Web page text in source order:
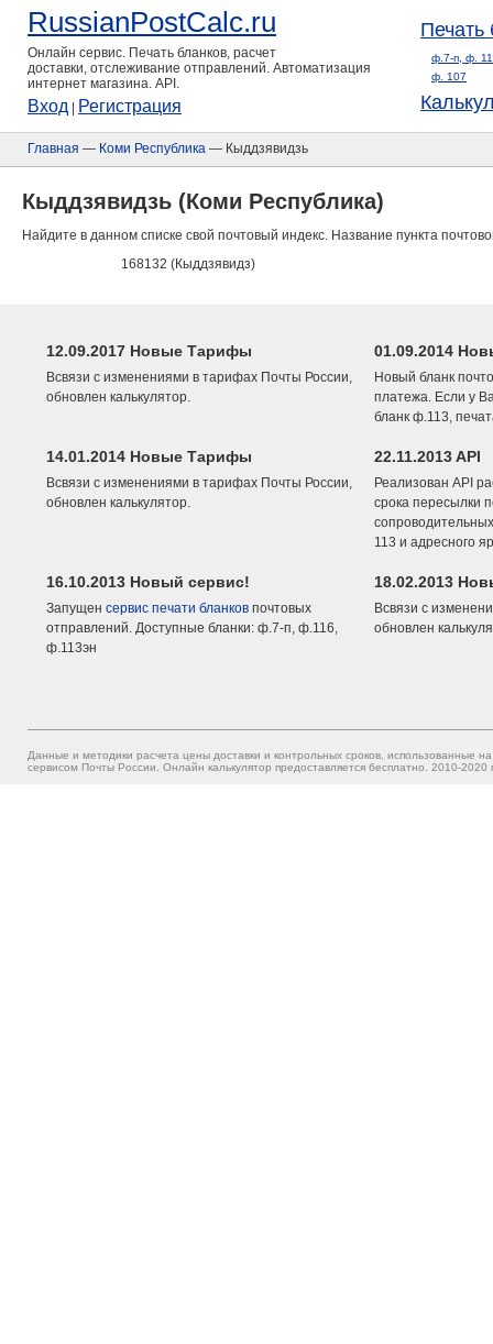
RussianPostCalc.ru
Онлайн сервис. Печать бланков, расчет
доставки, отслеживание отправлений. Автоматизация
интернет магазина. API.
Вход Регистрация
Печать
ф.7-п, ф.
ф. 107
Главная — Коми Республика — Кыддзявидзь
Кыддзявидзь (Коми Республика)
Найдите в данном списке свой почтовый индекс. Название пункта
168132 (Кыддзявидз)
12.09.2017 Новые Тарифы
Всвязи с изменениями в тарифах Почты России,
обновлен калькулятор.
01.09.2014
Новый бланк
платежа. Если у
бланк ф.113,
14.01.2014 Новые Тарифы
Всвязи с изменениями в тарифах Почты России,
обновлен калькулятор.
22.11.2013 API
Реализован API
срока пересылки
113 и адресного
16.10.2013 Новый сервис!
Запущен сервис печати бланков почтовых
отправлений. Доступные бланки: ф.7-п, ф.116,
ф.113эн
18.02.2013
Всвязи с
обновлен
Данные и методики расчета цены доставки и контрольных сроков, использованные
сервисом Почты России. Онлайн калькулятор предоставляется бесплатно. 2010-2020